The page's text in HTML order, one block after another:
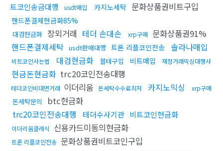
트코인송금대행
usdt매입 카지노세탁 문화상품권비트구입
핸드폰결제현금화85%
대검현금화 장외거래 테더 손대손 xrp구매 문화상품권91%
핸드폰결제세탁 usdt판매대행 트론 리플코인전송 솔라나매입
비트코인사는법 대검현금화 블테구입 비트매입 재정거래믹싱대행사
현금돈현금화 trc20코인전송대행
테더코인비대면거래 이더리움 돈세탁수수료최저 카지노믹싱 xrp구매
돈세탁문의
btc현금화
trc20코인전송대행
테더수사기관 비트코인현금화
이더리움클레식 신용카드미동의현금화
트론 리플코인전송 문화상품권비트코인구입